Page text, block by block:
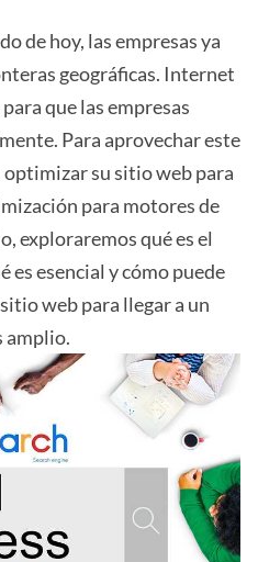
de hoy, las empresas ya
geográficas. Internet
que las empresas
Para aprovechar este
su sitio web para
para motores de
exploraremos qué es el
es esencial y cómo puede
web para llegar a un
amplio.